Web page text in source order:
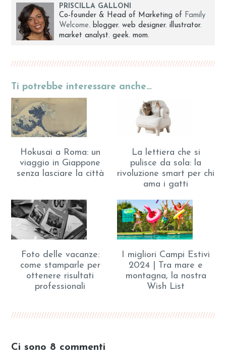
PRISCILLA GALLONI
Co-founder & Head of Marketing of Family
Welcome. blogger. web designer. illustrator.
market analyst. geek. mom.
Ti potrebbe interessare anche…
Hokusai a Roma: un
viaggio in Giappone
senza lasciare la città
La lettiera che si
pulisce da sola: la
rivoluzione smart per chi
ama i gatti
Foto delle vacanze:
come stamparle per
ottenere risultati
professionali
I migliori Campi Estivi
2024 | Tra mare e
montagna, la nostra
Wish List
Ci sono 8 commenti